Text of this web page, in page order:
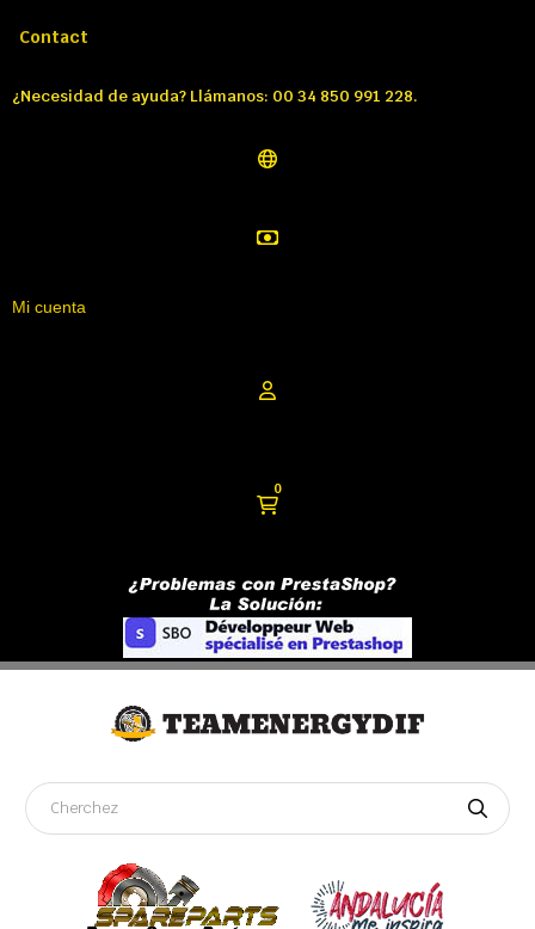
Contact
¿Necesidad de ayuda? Llámanos: 00 34 850 991 228.
Mi cuenta
0